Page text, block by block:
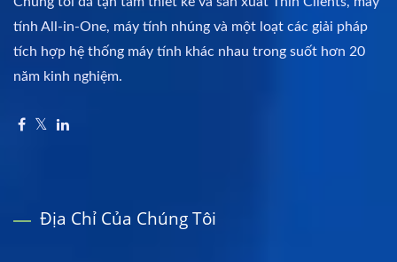
tính All-in-One, máy tính nhúng và một loạt các giải pháp
tích hợp hệ thống máy tính khác nhau trong suốt hơn 20
năm kinh nghiệm.
Địa Chỉ Của Chúng Tôi